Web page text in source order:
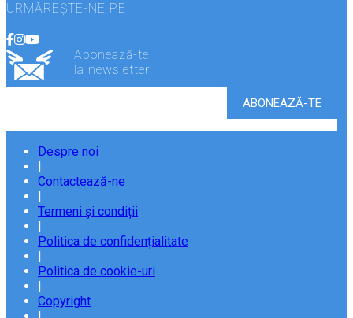
URMĂREȘTE-NE PE
Abonează-te
la newsletter
Despre noi
Contactează-ne
Termeni și condiții
Politica de confidențialitate
Politica de cookie-uri
Copyright